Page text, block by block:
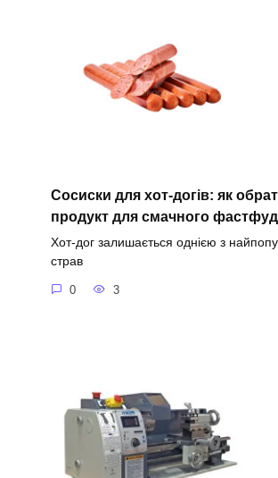
Сосиски для хот-догів: як
продукт для смачного
Хот-дог залишається однією з
страв
0 3